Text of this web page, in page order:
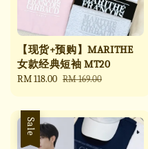
【现货+预购】MARITHE
女款经典短袖 MT20
Sale
RM 118.00 Regular
RM 169.00
Sale